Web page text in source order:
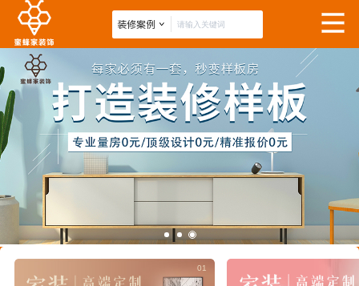
01